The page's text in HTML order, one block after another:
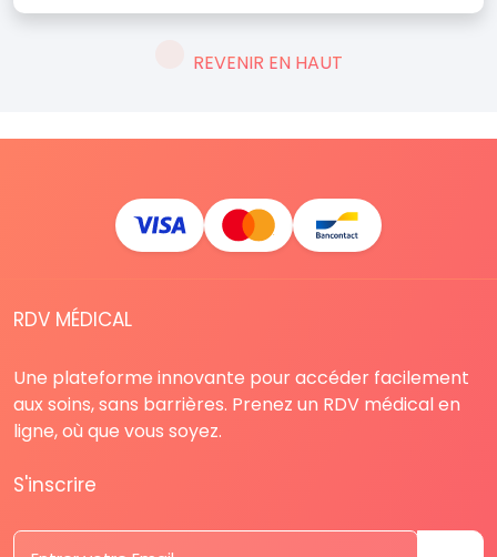
REVENIR EN HAUT
RDV MÉDICAL
Une plateforme innovante pour accéder facilement
aux soins, sans barrières. Prenez un RDV médical en
ligne, où que vous soyez.
S'inscrire